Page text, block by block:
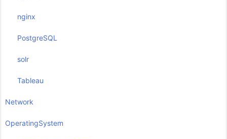
nginx
PostgreSQL
solr
Tableau
Network
OperatingSystem